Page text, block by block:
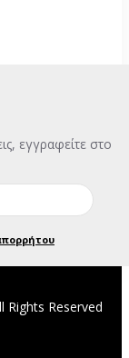
εγγραφείτε στο
Rights Reserved